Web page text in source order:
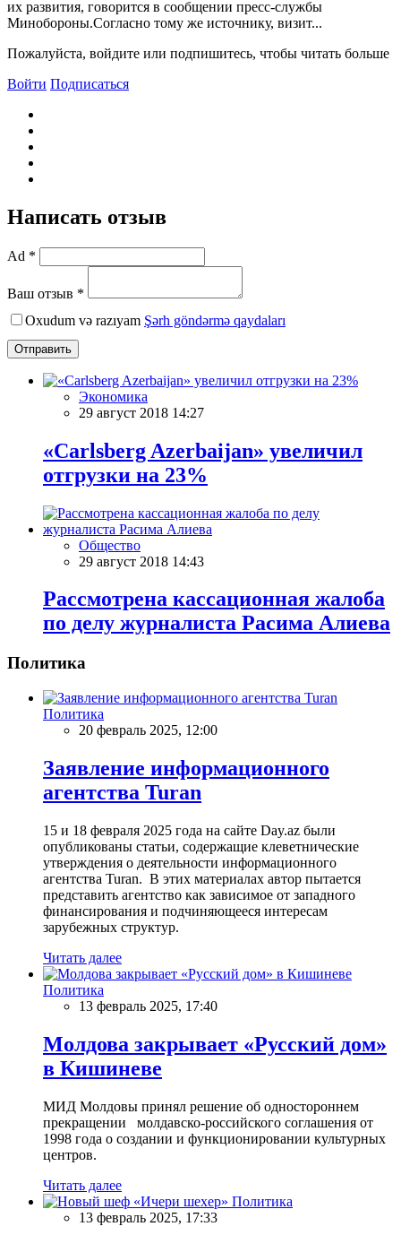
их развития, говорится в сообщении пресс-службы
Минобороны.Согласно тому же источнику, визит...
Пожалуйста, войдите или подпишитесь, чтобы читать больше
Войти Подписаться
Написать отзыв
Ad *
Ваш отзыв *
Oxudum və razıyam Şərh göndərmə qaydaları
Отправить
Экономика
29 август 2018 14:27
«Carlsberg Azerbaijan» увеличил
отгрузки на 23%
Общество
29 август 2018 14:43
Рассмотрена кассационная жалоба
по делу журналиста Расима Алиева
Политика
Политика
20 февраль 2025, 12:00
Заявление информационного
агентства Turan
15 и 18 февраля 2025 года на сайте Day.az были
опубликованы статьи, содержащие клеветнические
утверждения о деятельности информационного
агентства Turan. В этих материалах автор пытается
представить агентство как зависимое от западного
финансирования и подчиняющееся интересам
зарубежных структур.
Читать далее
Политика
13 февраль 2025, 17:40
Молдова закрывает «Русский дом»
в Кишиневе
МИД Молдовы принял решение об одностороннем
прекращении молдавско-российского соглашения от
1998 года о создании и функционировании культурных
центров.
Читать далее
Политика
13 февраль 2025, 17:33